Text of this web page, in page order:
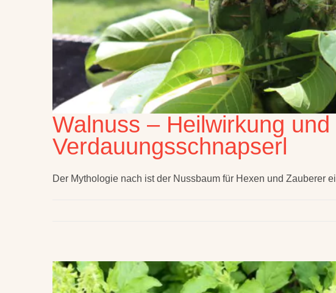
Walnuss – Heilwirkung und
Verdauungsschnapserl
Der Mythologie nach ist der Nussbaum für Hexen und Zauberer